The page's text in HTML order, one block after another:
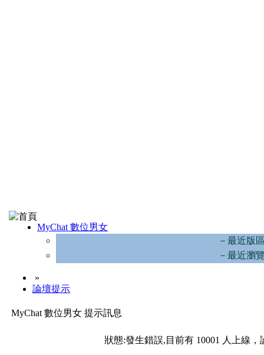
MyChat 數位男女
－最近版
－最近瀏
»
論壇提示
MyChat 數位男女 提示訊息
狀態:發生錯誤,目前有 10001 人上線